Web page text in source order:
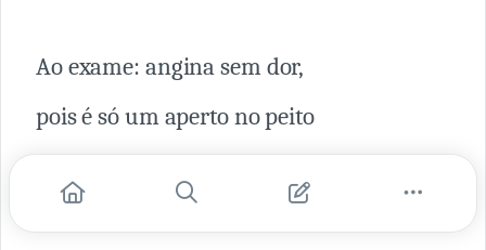
Ao exame: angina sem dor,
pois é só um aperto no peito